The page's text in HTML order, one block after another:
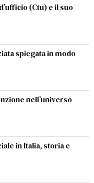
(Ctu) e il suo
spiegata in modo
nell’universo
in Italia, storia e